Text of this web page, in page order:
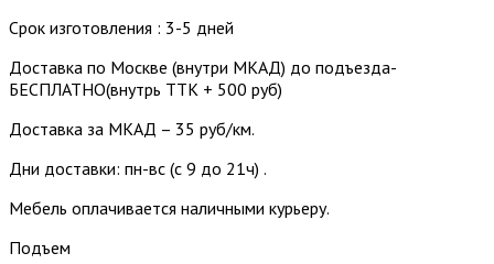
Срок изготовления : 3-5 дней
Доставка по Москве (внутри МКАД) до подъезда-
БЕСПЛАТНО(внутрь ТТК + 500 руб)
Доставка за МКАД – 35 руб/км.
Дни доставки: пн-вс (с 9 до 21ч) .
Мебель оплачивается наличными курьеру.
Подъем